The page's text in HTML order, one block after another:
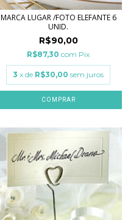
MARCA LUGAR /FOTO ELEFANTE 6
UNID.
R$90,00
R$87,30 com Pix
3 x de R$30,00 sem juros